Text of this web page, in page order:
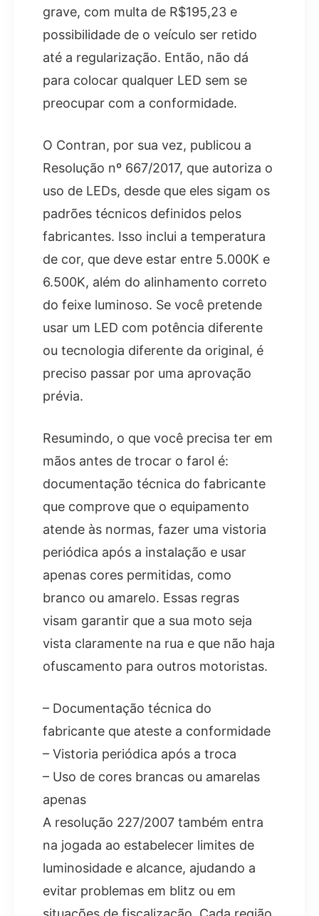
grave, com multa de R$195,23 e
possibilidade de o veículo ser retido
até a regularização. Então, não dá
para colocar qualquer LED sem se
preocupar com a conformidade.
O Contran, por sua vez, publicou a
Resolução nº 667/2017, que autoriza o
uso de LEDs, desde que eles sigam os
padrões técnicos definidos pelos
fabricantes. Isso inclui a temperatura
de cor, que deve estar entre 5.000K e
6.500K, além do alinhamento correto
do feixe luminoso. Se você pretende
usar um LED com potência diferente
ou tecnologia diferente da original, é
preciso passar por uma aprovação
prévia.
Resumindo, o que você precisa ter em
mãos antes de trocar o farol é:
documentação técnica do fabricante
que comprove que o equipamento
atende às normas, fazer uma vistoria
periódica após a instalação e usar
apenas cores permitidas, como
branco ou amarelo. Essas regras
visam garantir que a sua moto seja
vista claramente na rua e que não haja
ofuscamento para outros motoristas.
– Documentação técnica do
fabricante que ateste a conformidade
– Vistoria periódica após a troca
– Uso de cores brancas ou amarelas
apenas
A resolução 227/2007 também entra
na jogada ao estabelecer limites de
luminosidade e alcance, ajudando a
evitar problemas em blitz ou em